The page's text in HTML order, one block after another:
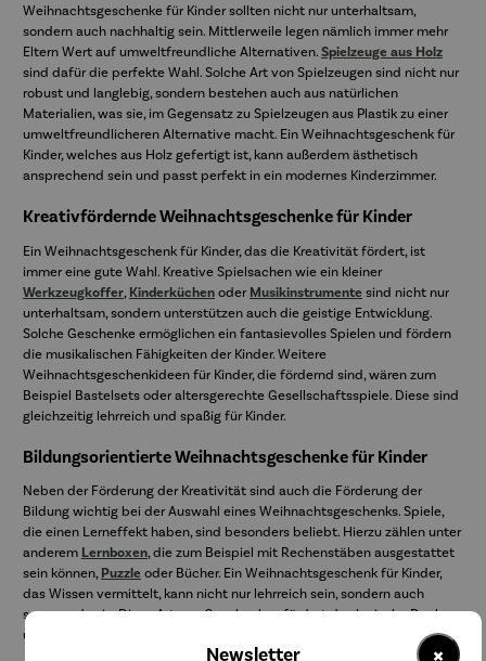
Weihnachtsgeschenke für Kinder sollten nicht nur unterhaltsam,
sondern auch nachhaltig sein. Mittlerweile legen nämlich immer mehr
Eltern Wert auf umweltfreundliche Alternativen.Spielzeuge aus Holz
sind dafür die perfekte Wahl. Solche Art von Spielzeugen sind nicht nur
robust und langlebig, sondern bestehen auch aus natürlichen
Materialien, was sie, im Gegensatz zu Spielzeugen aus Plastik zu einer
umweltfreundlicheren Alternative macht. Ein Weihnachtsgeschenk für
Kinder, welches aus Holz gefertigt ist, kann außerdem ästhetisch
ansprechend sein und passt perfekt in ein modernes Kinderzimmer.
Kreativfördernde Weihnachtsgeschenke für Kinder
Ein Weihnachtsgeschenk für Kinder, das die Kreativität fördert, ist
immer eine gute Wahl. Kreative Spielsachen wie ein kleiner
Werkzeugkoffer,KinderküchenoderMusikinstrumentesind nicht nur
unterhaltsam, sondern unterstützen auch die geistige Entwicklung.
Solche Geschenke ermöglichen ein fantasievolles Spielen und fördern
die musikalischen Fähigkeiten der Kinder. Weitere
Weihnachtsgeschenkideen für Kinder, die fördernd sind, wären zum
Beispiel Bastelsets oder altersgerechte Gesellschaftsspiele. Diese sind
gleichzeitig lehrreich und spaßig für Kinder.
Bildungsorientierte Weihnachtsgeschenke für Kinder
Neben der Förderung der Kreativität sind auch die Förderung der
Bildung wichtig bei der Auswahl eines Weihnachtsgeschenks. Spiele,
die einen Lerneffekt haben, sind besonders beliebt. Hierzu zählen unter
anderem Lernboxen, die zum Beispiel mit Rechenstäben ausgestattet
sein können,Puzzleoder Bücher. Ein Weihnachtsgeschenk für Kinder,
das Wissen vermittelt, kann nicht nur lehrreich sein, sondern auch
spannend sein. Diese Art von Geschenken fördert das logische Denken
und kann das Interesse an verschiedenen Lernbereichen erwecken.
×
Newsletter